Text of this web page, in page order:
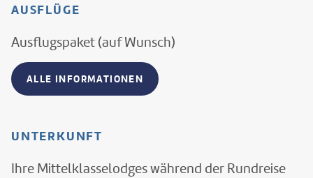
AUSFLÜGE
Ausflugspaket (auf Wunsch)
ALLE INFORMATIONEN
UNTERKUNFT
Ihre Mittelklasselodges während der Rundreise